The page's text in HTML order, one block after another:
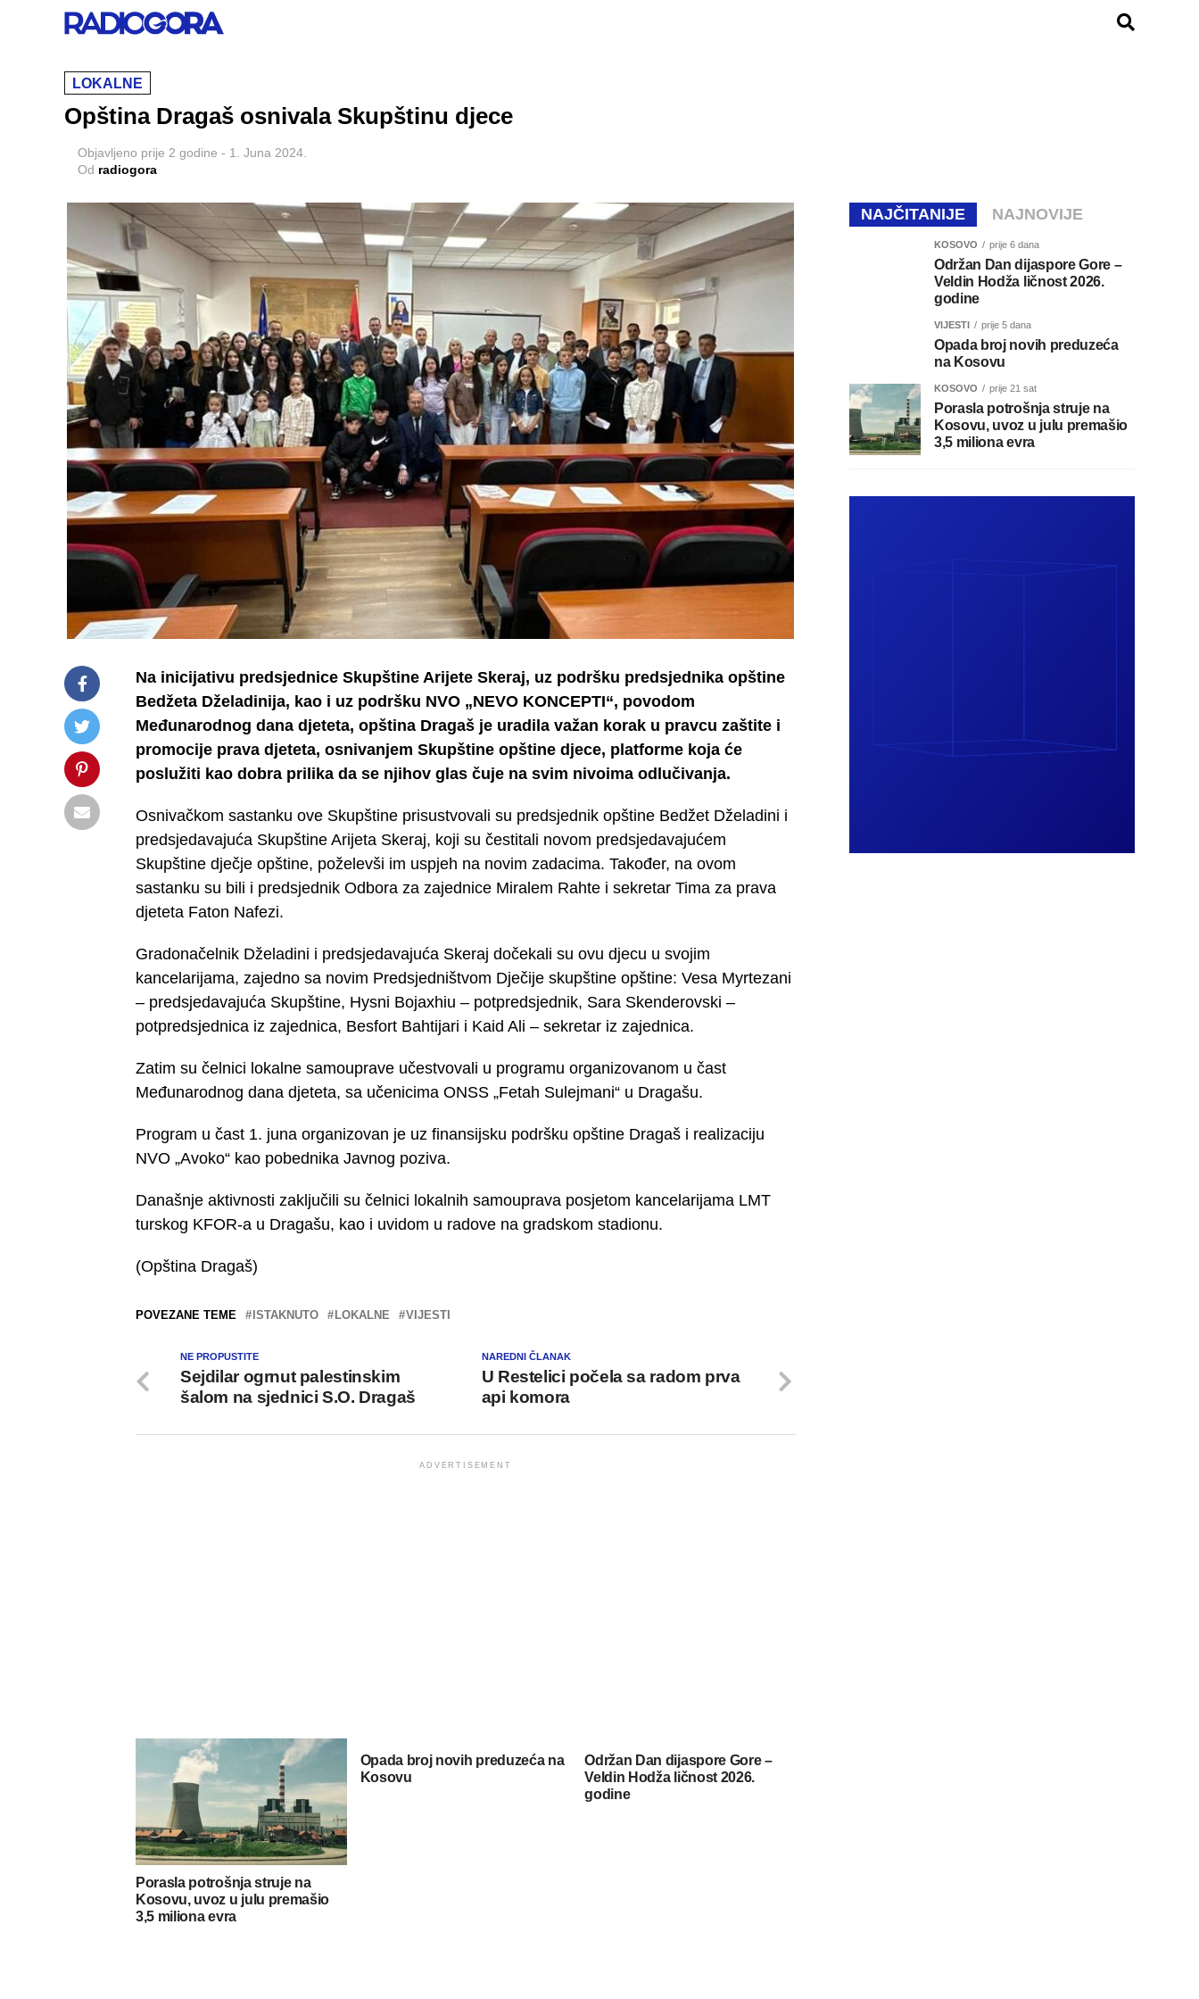
LOKALNE
Opština Dragaš osnivala Skupštinu djece
Objavljeno prije 2 godine - 1. Juna 2024.
Od radiogora
Na inicijativu predsjednice Skupštine Arijete Skeraj, uz podršku predsjednika opštine
Bedžeta Dželadinija, kao i uz podršku NVO „NEVO KONCEPTI“, povodom
Međunarodnog dana djeteta, opština Dragaš je uradila važan korak u pravcu zaštite i
promocije prava djeteta, osnivanjem Skupštine opštine djece, platforme koja će
poslužiti kao dobra prilika da se njihov glas čuje na svim nivoima odlučivanja.
Osnivačkom sastanku ove Skupštine prisustvovali su predsjednik opštine Bedžet Dželadini i
predsjedavajuća Skupštine Arijeta Skeraj, koji su čestitali novom predsjedavajućem
Skupštine dječje opštine, poželevši im uspjeh na novim zadacima. Također, na ovom
sastanku su bili i predsjednik Odbora za zajednice Miralem Rahte i sekretar Tima za prava
djeteta Faton Nafezi.
Gradonačelnik Dželadini i predsjedavajuća Skeraj dočekali su ovu djecu u svojim
kancelarijama, zajedno sa novim Predsjedništvom Dječije skupštine opštine: Vesa Myrtezani
– predsjedavajuća Skupštine, Hysni Bojaxhiu – potpredsjednik, Sara Skenderovski –
potpredsjednica iz zajednica, Besfort Bahtijari i Kaid Ali – sekretar iz zajednica.
Zatim su čelnici lokalne samouprave učestvovali u programu organizovanom u čast
Međunarodnog dana djeteta, sa učenicima ONSS „Fetah Sulejmani“ u Dragašu.
Program u čast 1. juna organizovan je uz finansijsku podršku opštine Dragaš i realizaciju
NVO „Avoko“ kao pobednika Javnog poziva.
Današnje aktivnosti zaključili su čelnici lokalnih samouprava posjetom kancelarijama LMT
turskog KFOR-a u Dragašu, kao i uvidom u radove na gradskom stadionu.
(Opština Dragaš)
POVEZANE TEME ISTAKNUTO LOKALNE VIJESTI
NAREDNI ČLANAK
U Restelici počela sa radom prva
api komora
NE PROPUSTITE
Sejdilar ogrnut palestinskim
šalom na sjednici S.O. Dragaš
ADVERTISEMENT
Porasla potrošnja struje na
Kosovu, uvoz u julu premašio
3,5 miliona evra
Opada broj novih preduzeća na
Kosovu
Održan Dan dijaspore Gore –
Veldin Hodža ličnost 2026.
godine
NAJČITANIJE NAJNOVIJE
KOSOVO prije 6 dana
Održan Dan dijaspore Gore –
Veldin Hodža ličnost 2026.
godine
VIJESTI prije 5 dana
Opada broj novih preduzeća
na Kosovu
KOSOVO prije 21 sat
Porasla potrošnja struje na
Kosovu, uvoz u julu premašio
3,5 miliona evra